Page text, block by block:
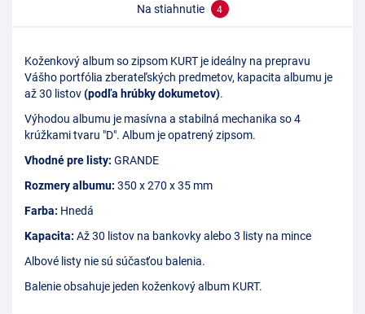
Na stiahnutie 4
Koženkový album so zipsom KURT je ideálny na prepravu
Vášho portfólia zberateľských predmetov, kapacita albumu je
až 30 listov(podľa hrúbky dokumetov).
Výhodou albumu je masívna a stabilná mechanika so 4
krúžkami tvaru "D". Album je opatrený zipsom.
Vhodné pre listy: GRANDE
Rozmery albumu: 350 x 270 x 35 mm
Farba: Hnedá
Kapacita: Až 30 listov na bankovky alebo 3 listy na mince
Albové listy nie sú súčasťou balenia.
Balenie obsahuje jeden koženkový album KURT.